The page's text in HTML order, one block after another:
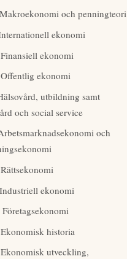
och penningteori
ekonomi
ekonomi
ekonomi
utbildning samt
och social service
och
ekonomi
historia
utveckling,